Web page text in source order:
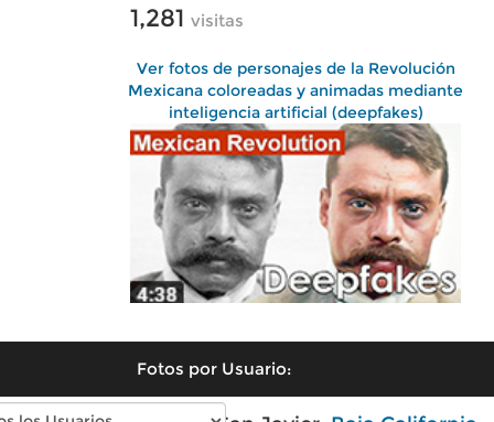
1,281 visitas
Ver fotos de personajes de la Revolución
Mexicana coloreadas y animadas mediante
inteligencia artificial (deepfakes)
Fotos por Usuario: